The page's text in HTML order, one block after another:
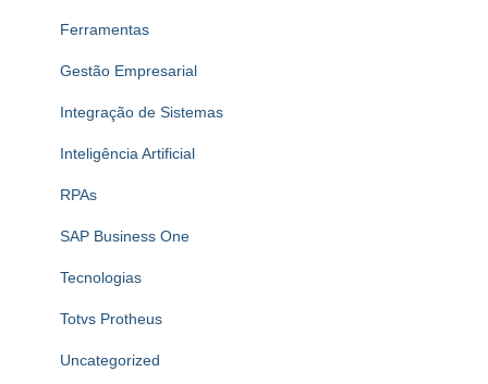
Ferramentas
Gestão Empresarial
Integração de Sistemas
Inteligência Artificial
RPAs
SAP Business One
Tecnologias
Totvs Protheus
Uncategorized